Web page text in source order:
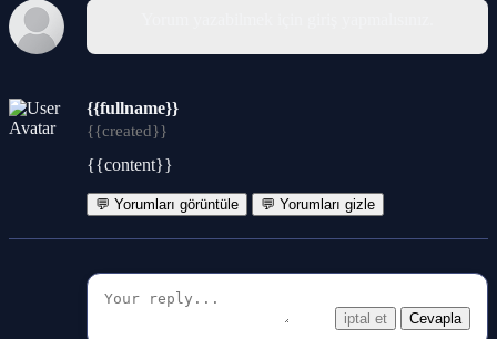
{{fullname}}
{{created}}
{{content}}
💬 Yorumları görüntüle 💬 Yorumları gizle
iptal et Cevapla